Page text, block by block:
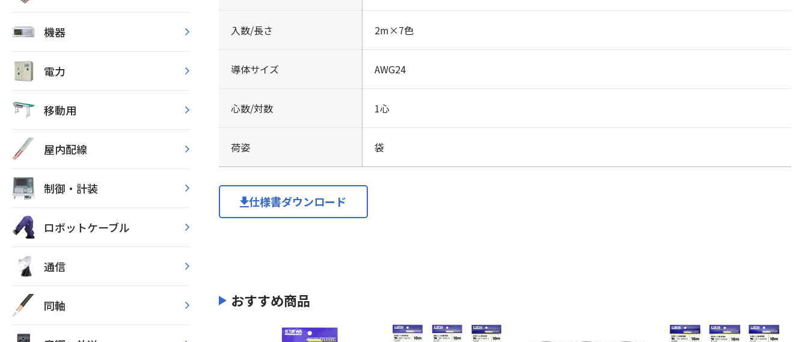
機器
電力
移動用
屋内配線
制御・計装
ロボットケーブル
通信
同軸
入数/長さ 2m×7色
導体サイズ AWG24
心数/対数 1心
荷姿 袋
仕様書ダウンロード
おすすめ商品